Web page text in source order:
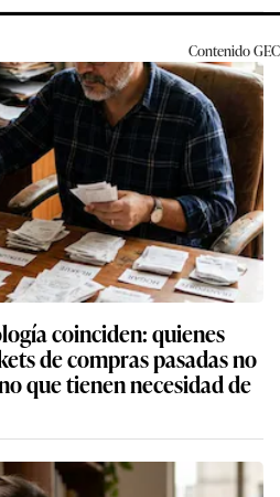
ContenidoGEC
coinciden: quienes
de compras pasadas no
que tienen necesidad de